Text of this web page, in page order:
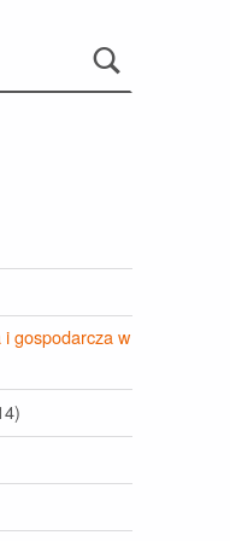
i gospodarcza w